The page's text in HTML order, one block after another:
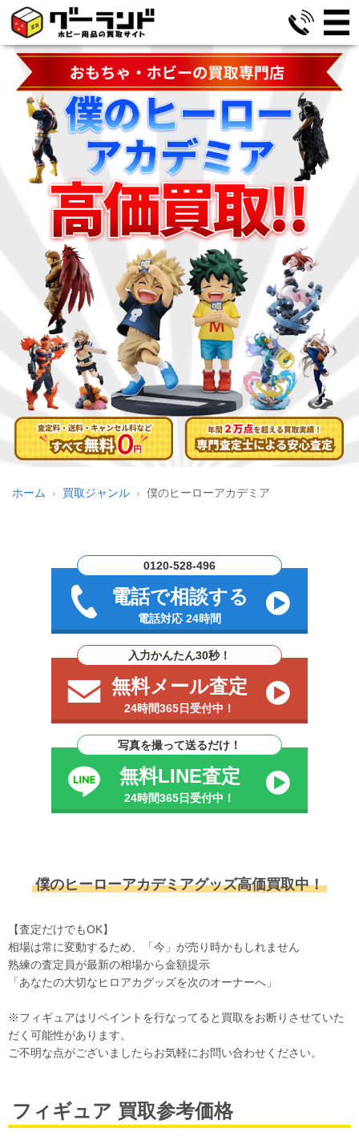
ホーム 買取ジャンル 僕のヒーローアカデミア
0120-528-496
電話で相談する
電話対応 24時間
入力かんたん30秒！
無料メール査定
24時間365日受付中！
写真を撮って送るだけ！
無料LINE査定
24時間365日受付中！
僕のヒーローアカデミアグッズ高価買取中！
【査定だけでもOK】
相場は常に変動するため、「今」が売り時かもしれません
熟練の査定員が最新の相場から金額提示
「あなたの大切なヒロアカグッズを次のオーナーへ」
※フィギュアはリペイントを行なってると買取をお断りさせていた
だく可能性があります。
ご不明な点がございましたらお気軽にお問い合わせください。
フィギュア 買取参考価格